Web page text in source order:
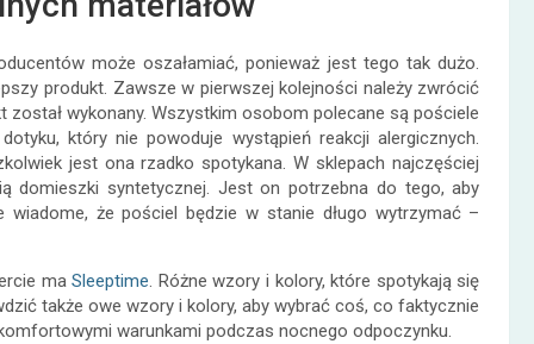
może oszałamiać, ponieważ jest tego tak dużo.
produkt. Zawsze w pierwszej kolejności należy zwrócić
został wykonany. Wszystkim osobom polecane są pościele
który nie powoduje wystąpień reakcji alergicznych.
jest ona rzadko spotykana. W sklepach najczęściej
domieszki syntetycznej. Jest on potrzebna do tego, aby
wiadome, że pościel będzie w stanie długo wytrzymać –
maSleeptime. Różne wzory i kolory, które spotykają się
także owe wzory i kolory, aby wybrać coś, co faktycznie
warunkami podczas nocnego odpoczynku.